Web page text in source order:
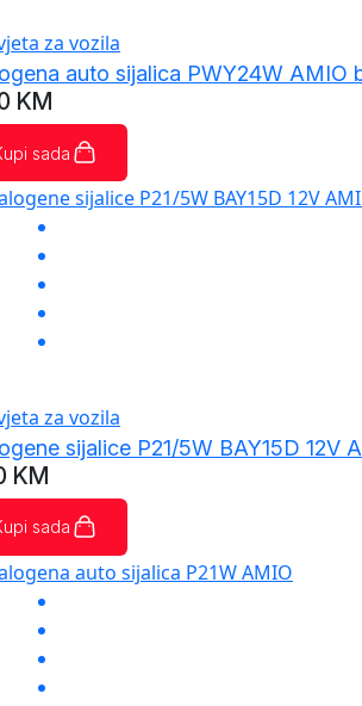
za vozila
auto sijalica PWY24W AMIO
KM
sada
za vozila
sijalice P21/5W BAY15D 12V
KM
sada